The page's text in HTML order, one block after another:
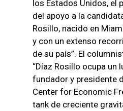
los Estados Unidos, el
del apoyo a la
Rosillo, nacido en
y con un extenso
de su país”. El
“Díaz Rosillo ocupa un
fundador y presidente
Center for Economic
tank de creciente